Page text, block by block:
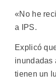
«No he
a IPS.
Explicó
inundadas
tienen un